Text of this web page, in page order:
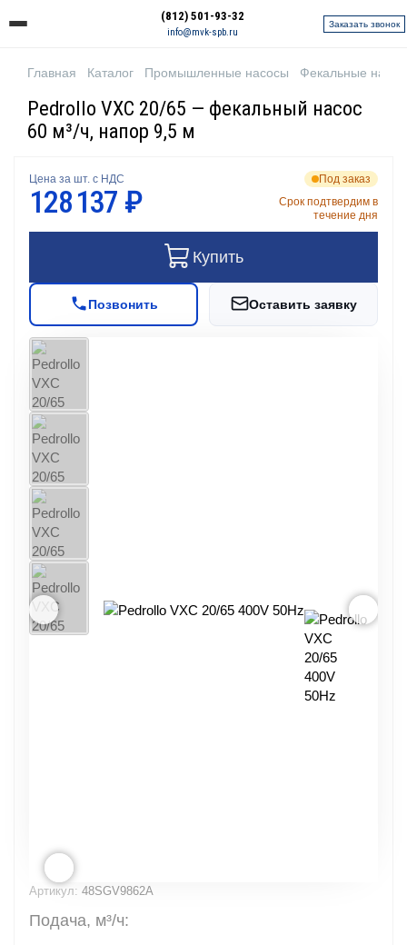
(812) 501-93-32
info@mvk-spb.ru
Заказать звонок
Главная Каталог Промышленные насосы Фекальные
Pedrollo VXC 20/65 — фекальный насос
60 м³/ч, напор 9,5 м
Артикул: 48SGV9862A
Подача, м³/ч:
Цена за шт. с НДС
128 137 ₽
Под заказ
Срок подтвердим в
течение дня
Купить
Позвонить Оставить заявку